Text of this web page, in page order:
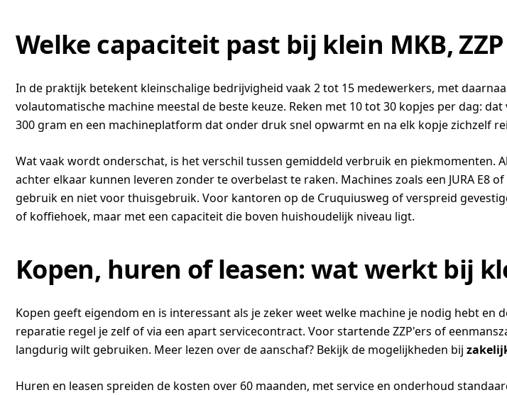
Welke capaciteit past bij klein MKB,
In de praktijk betekent kleinschalige bedrijvigheid vaak 2 tot 15 medewerkers, met
volautomatische machine meestal de beste keuze. Reken met 10 tot 30 kopjes per dag:
300 gram en een machineplatform dat onder druk snel opwarmt en na elk kopje zichzelf
Wat vaak wordt onderschat, is het verschil tussen gemiddeld verbruik en piekmomenten.
achter elkaar kunnen leveren zonder te overbelast te raken. Machines zoals een JURA
gebruik en niet voor thuisgebruik. Voor kantoren op de Cruquiusweg of verspreid
of koffiehoek, maar met een capaciteit die boven huishoudelijk niveau ligt.
Kopen, huren of leasen: wat werkt bij
Kopen geeft eigendom en is interessant als je zeker weet welke machine je nodig hebt
reparatie regel je zelf of via een apart servicecontract. Voor startende ZZP'ers of
langdurig wilt gebruiken. Meer lezen over de aanschaf? Bekijk de mogelijkheden bij
Huren en leasen spreiden de kosten over 60 maanden, met service en onderhoud